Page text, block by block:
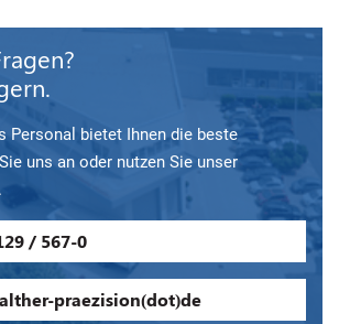
Personal bietet Ihnen die beste
uns an oder nutzen Sie unser
/ 567-0
praezision(dot)de